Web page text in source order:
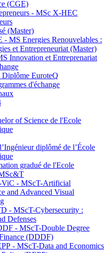
(CGE)
- MSc X-HEC
(Master)
- MS Energies Renouvelables :
et Entrepreneuriat (Master)
Innovation et Entreprenariat
Diplôme EuroteQ
d'échange
of Science de l'Ecole
diplômé de l’École
gradué de l'Ecole
- MScT-Artificial
and Advanced Visual
- MScT-Cybersecurity :
Defenses
- MScT-Double Degree
(DDDF)
- MScT-Data and Economics